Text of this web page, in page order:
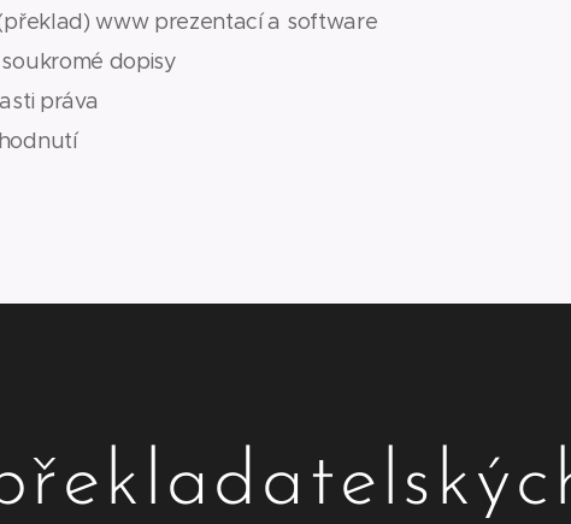
www prezentací a software
dopisy
práva